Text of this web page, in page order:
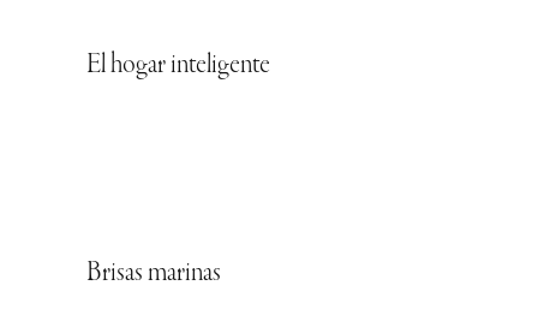
El hogar inteligente
Brisas marinas